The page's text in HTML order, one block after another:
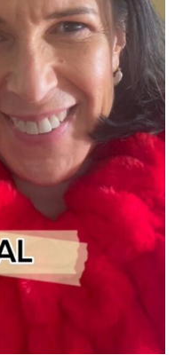
e Publicidade
e seguidamente
experiência de ano e
trabalhando numa
depois, e a Vida
casei, fui
de formação
e agências de
de rumo. Comecei a
o “caminho a